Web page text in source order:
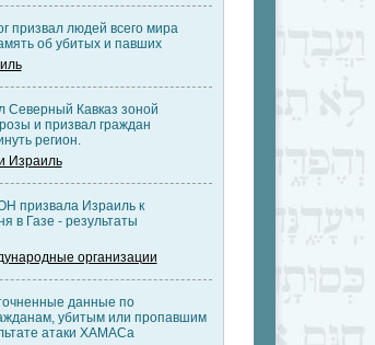
призвал людей всего мира
об убитых и павших
Северный Кавказ зоной
и призвал граждан
регион.
Израиль
призвала Израиль к
в Газе - результаты
организации
данные по
убитым или пропавшим
атаки ХАМАСа